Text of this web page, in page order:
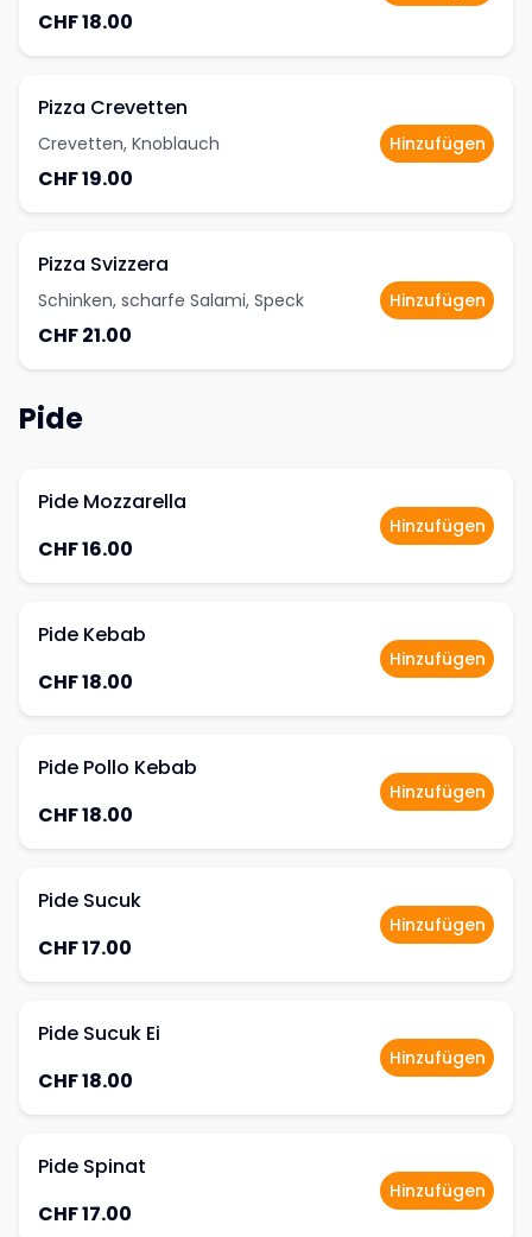
CHF 18.00
Pizza Crevetten
Crevetten, Knoblauch
CHF 19.00
Hinzufügen
Pizza Svizzera
Schinken, scharfe Salami, Speck
CHF 21.00
Hinzufügen
Pide
Pide Mozzarella
CHF 16.00
Hinzufügen
Pide Kebab
CHF 18.00
Hinzufügen
Pide Pollo Kebab
CHF 18.00
Hinzufügen
Pide Sucuk
CHF 17.00
Hinzufügen
Pide Sucuk Ei
CHF 18.00
Hinzufügen
Pide Spinat
CHF 17.00
Hinzufügen